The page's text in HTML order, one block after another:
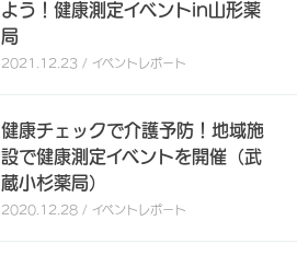
よう！健康測定イベントin山形薬
局
2021.12.23 / イベントレポート
健康チェックで介護予防！地域施
設で健康測定イベントを開催（武
蔵小杉薬局）
2020.12.28 / イベントレポート